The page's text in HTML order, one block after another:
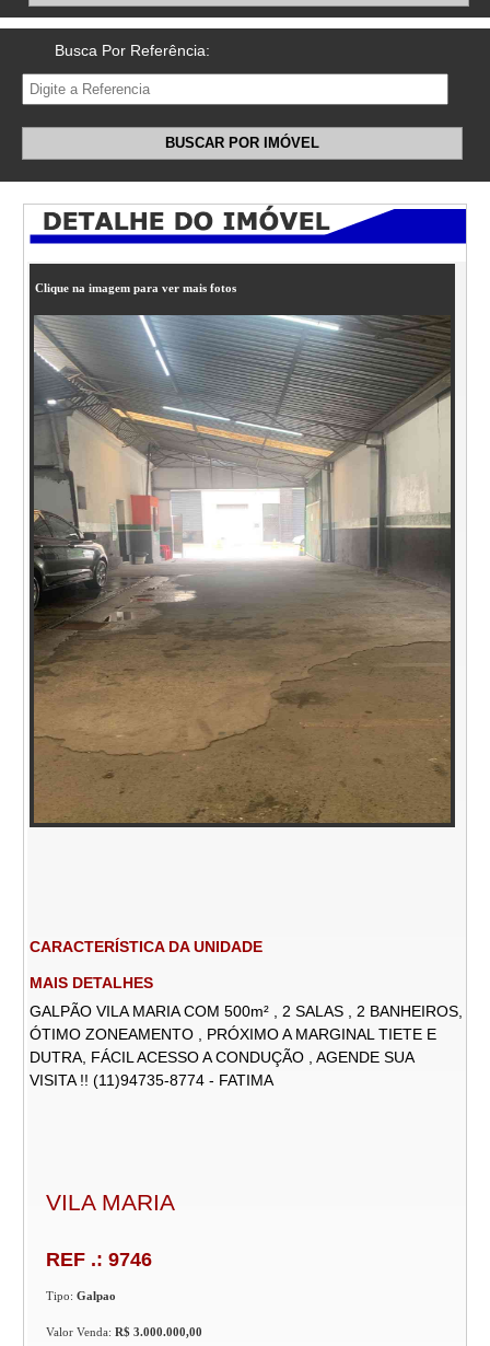
Busca Por Referência:
BUSCAR POR IMÓVEL
Clique na imagem para ver mais fotos
CARACTERÍSTICA DA UNIDADE
MAIS DETALHES
GALPÃO VILA MARIA COM 500m² , 2 SALAS , 2 BANHEIROS,
ÓTIMO ZONEAMENTO , PRÓXIMO A MARGINAL TIETE E
DUTRA, FÁCIL ACESSO A CONDUÇÃO , AGENDE SUA
VISITA !! (11)94735-8774 - FATIMA
VILA MARIA
REF .: 9746
Tipo:Galpao
Valor Venda:R$ 3.000.000,00